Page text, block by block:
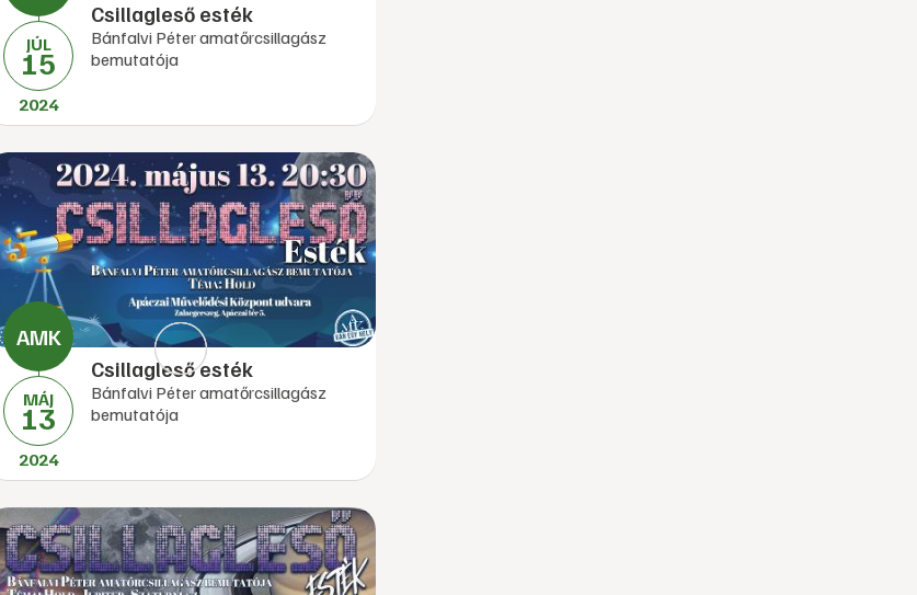
JÚL
15
2024
Csillagleső esték
Bánfalvi Péter amatőrcsillagász
bemutatója
MÁJ
13
2024
Csillagleső esték
Bánfalvi Péter amatőrcsillagász
bemutatója